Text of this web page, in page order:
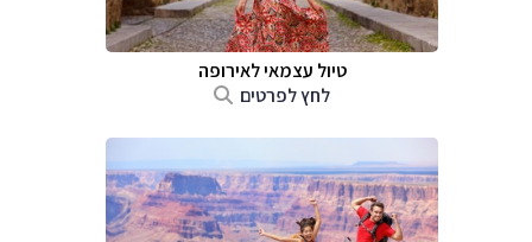
טיול עצמאי לאירופה
לחץ לפרטים